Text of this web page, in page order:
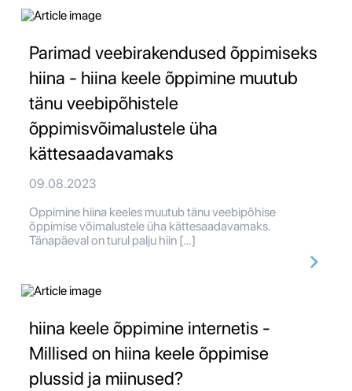
Parimad veebirakendused õppimiseks
hiina - hiina keele õppimine muutub
tänu veebipõhistele
õppimisvõimalustele üha
kättesaadavamaks
09.08.2023
Oppimine hiina keeles muutub tänu veebipõhise
õppimise võimalustele üha kättesaadavamaks.
Tänapäeval on turul palju hiin […]
hiina keele õppimine internetis -
Millised on hiina keele õppimise
plussid ja miinused?